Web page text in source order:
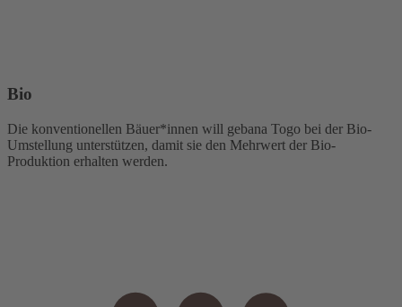
Bio
Die konventionellen Bäuer*innen will gebana Togo bei der Bio-
Umstellung unterstützen, damit sie den Mehrwert der Bio-
Produktion erhalten werden.